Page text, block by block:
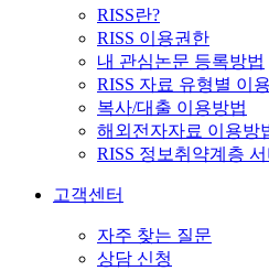
RISS란?
RISS 이용권한
내 관심논문 등록방법
RISS 자료 유형별 이
복사/대출 이용방법
해외전자자료 이용방
RISS 정보취약계층
고객센터
자주 찾는 질문
상담 신청